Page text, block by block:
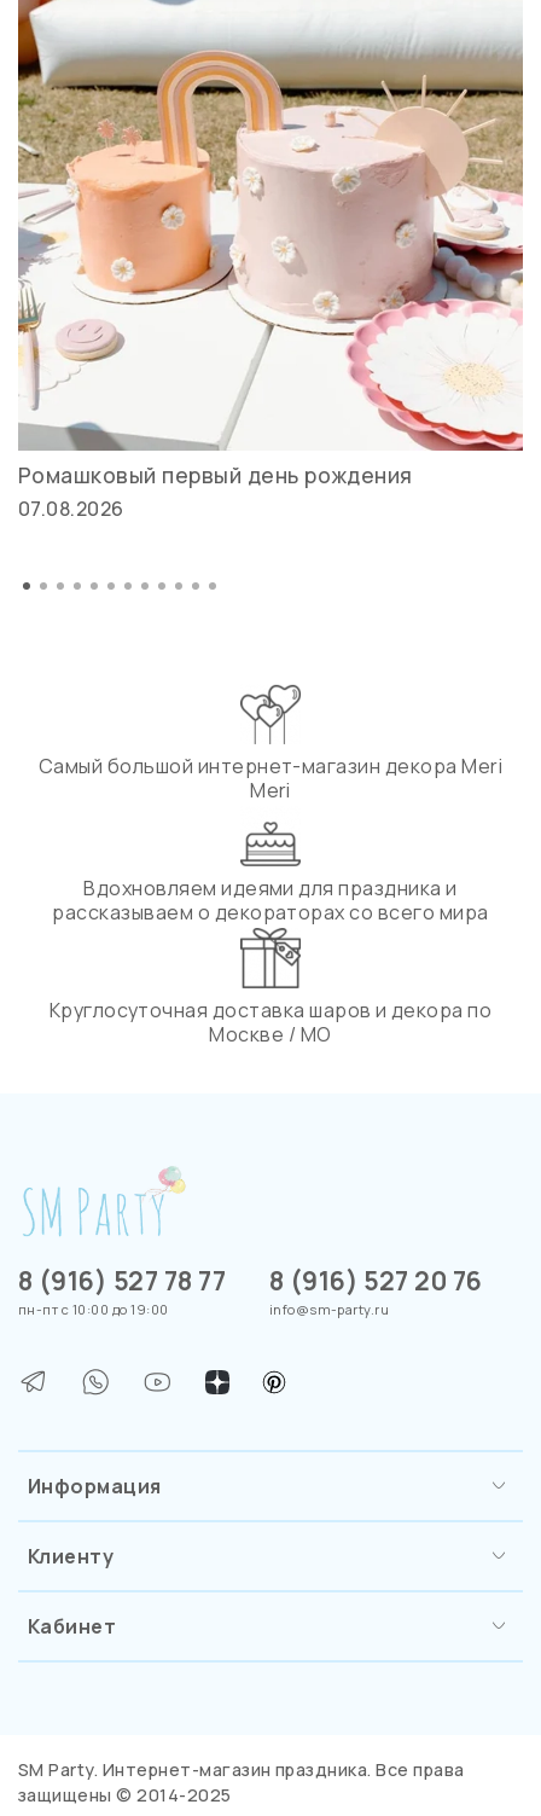
Ромашковый первый день рождения
07.08.2026
Самый большой интернет-магазин декора Meri
Meri
Вдохновляем идеями для праздника и
рассказываем о декораторах со всего мира
Круглосуточная доставка шаров и декора по
Москве / МО
Информация
Клиенту
Кабинет
8 (916) 527 78 77
пн-пт с 10:00 до 19:00
8 (916) 527 20 76
info@sm-party.ru
SM Party. Интернет-магазин праздника. Все права
защищены © 2014-2025